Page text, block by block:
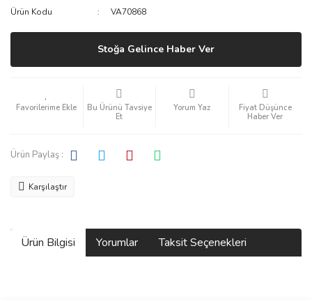
Ürün Kodu
VA70868
Stoğa Gelince Haber Ver
Bu Ürünü Tavsiye
Et
Yorum Yaz
Fiyat Düşünce
Haber Ver
Ürün Paylaş :
Karşılaştır
Ürün Bilgisi Yorumlar Taksit Seçenekleri